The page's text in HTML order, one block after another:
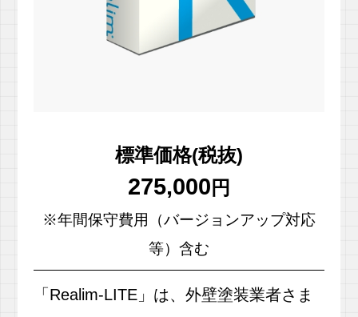
標準価格(税抜)
275,000 円
※年間保守費用（バージョンアップ対応
等）含む
「Realim-LITE」は、外壁塗装業者さま